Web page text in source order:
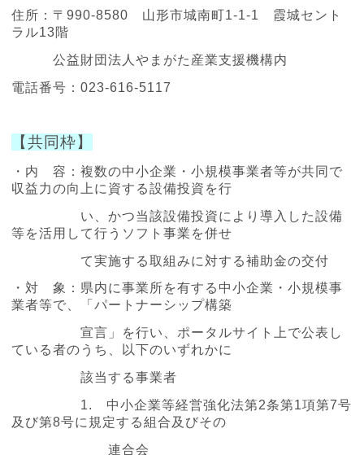
住所：〒990-8580 山形市城南町1-1-1 霞城セント
ラル13階
公益財団法人やまがた産業支援機構内
電話番号：023-616-5117
【共同枠】
・内 容：複数の中小企業・小規模事業者等が共同で
収益力の向上に資する設備投資を行
い、かつ当該設備投資により導入した設備
等を活用して行うソフト事業を併せ
て実施する取組みに対する補助金の交付
・対 象：県内に事業所を有する中小企業・小規模事
業者等で、「パートナーシップ構築
宣言」を行い、ポータルサイト上で公表し
ている者のうち、以下のいずれかに
該当する事業者
1. 中小企業等経営強化法第2条第1項第7号
及び第8号に規定する組合及びその
連合会